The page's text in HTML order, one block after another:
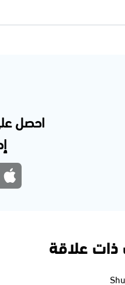
احصل
ذات علاقة